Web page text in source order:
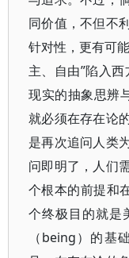
同价值，不但不
针对性，更有可
主、自由”陷入
现实的抽象思辨
就必须在存在论
是再次追问人类
问即明了，人们
个根本的前提和
个终极目的就是
（being）的基